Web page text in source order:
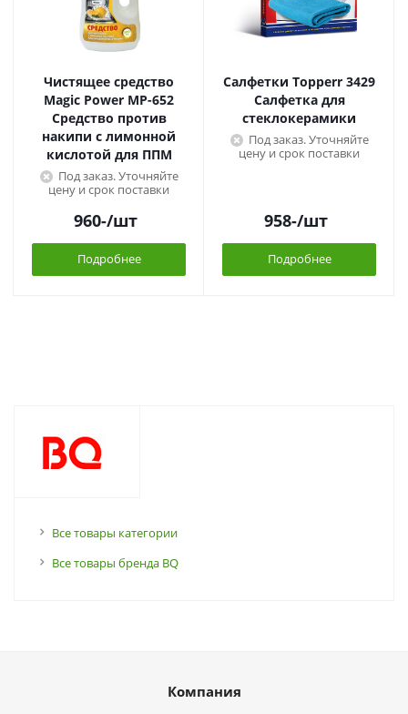
Чистящее средство
Magic Power МР-652
Средство против
накипи с лимонной
кислотой для ППМ
Под заказ. Уточняйте
цену и срок поставки
960-/шт
Подробнее
Салфетки Topperr 3429
Салфетка для
стеклокерамики
Под заказ. Уточняйте
цену и срок поставки
958-/шт
Подробнее
Все товары категории
Все товары бренда BQ
Компания